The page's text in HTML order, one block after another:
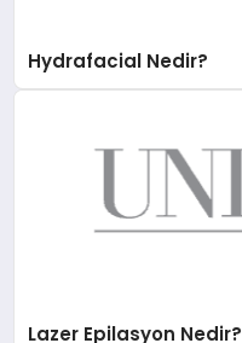
Hydrafacial Nedir?
Lazer Epilasyon Nedir?